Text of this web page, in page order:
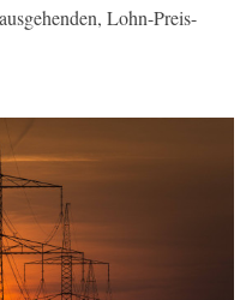
Lohn-Preis-